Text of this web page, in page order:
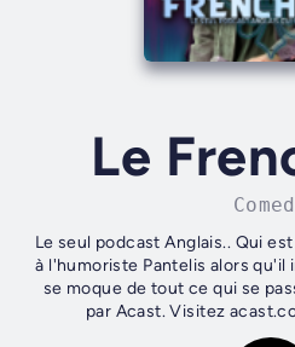
Le
Le seul podcast Anglais.. Qui
à l'humoriste Pantelis alors
se moque de tout ce qui se
par Acast. Visitez